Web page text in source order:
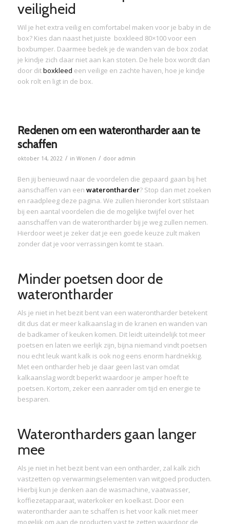
veiligheid
Wil je het extra veilig en comfortabel maken voor je baby in de
box? Kies dan naast het juiste boxkleed 80×100 voor een
boxbumper. Daarmee bedek je de wanden van de box zodat
je kindje zich daar niet aan kan stoten. De hele box wordt dan
door ditboxkleed een veilige en zachte haven, hoe je kindje
ook rolt en ligt in de box.
Redenen om een waterontharder aan te
schaffen
oktober 14, 2022 / in Wonen / door admin
Ben jij benieuwd naar de voordelen die gepaard gaan bij het
aanschaffen van een waterontharder? Stop dan met zoeken
en raadpleeg deze pagina. We zullen hieronder kort stilstaan
bij een aantal voordelen die de mogelijke twijfel over het
aanschaffen van de waterontharder bij je weg zullen nemen.
Hierdoor weet je zeker dat je een goede keuze zult maken
zonder dat je voor verrassingen komt te staan.
Minder poetsen door de
waterontharder
Als je niet in het bezit bent van een waterontharder betekent
dit dus dat er meer kalkaanslag in de kranen en wanden van
de badkamer of keuken komen. Dit leidt uiteindelijk tot meer
poetsen en laten we eerlijk zijn, bijna niemand vindt poetsen
nou echt leuk want kalk is ook nog eens enorm hardnekkig.
Met een ontharder heb je daar geen last van omdat
kalkaanslag wordt beperkt waardoor je amper hoeft te
poetsen. Kortom, zeker een aanrader om tijd en energie te
besparen.
Waterontharders gaan langer
mee
Als je niet in het bezit bent van een ontharder, zal kalk zich
vastzetten op verwarmingselementen van witgoed producten.
Hierbij kun je denken aan de wasmachine, vaatwasser,
koffiezetapparaat, waterkoker en koelkast. Door een
waterontharder aan te schaffen is het voor kalk niet meer
mogelijk om aan de producten vast te zetten waardoor de